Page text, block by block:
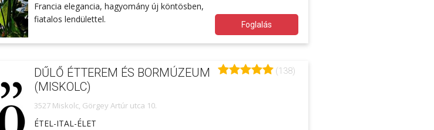
Francia elegancia, hagyomány új köntösben,
fiatalos lendülettel.
Foglalás
DŰLŐ ÉTTEREM ÉS BORMÚZEUM
(MISKOLC)
3527 Miskolc, Görgey Artúr utca 10.
ÉTEL-ITAL-ÉLET
(138)